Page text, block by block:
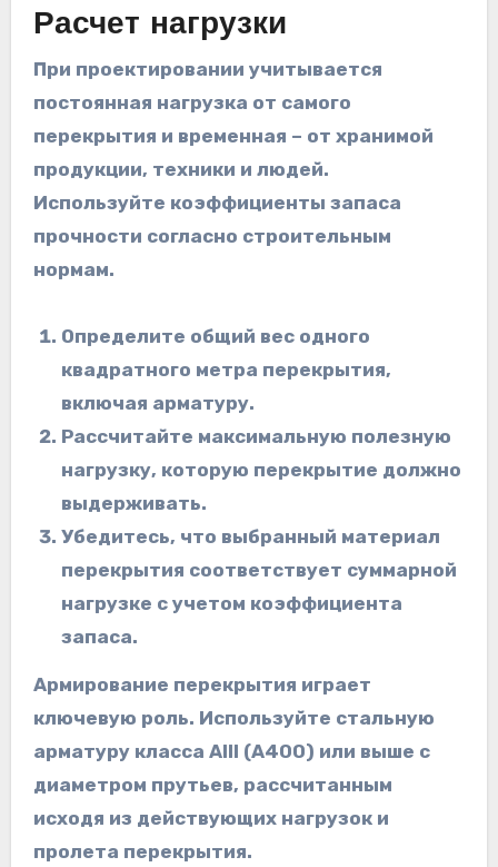
Расчет нагрузки
При проектировании учитывается
постоянная нагрузка от самого
перекрытия и временная – от хранимой
продукции, техники и людей.
Используйте коэффициенты запаса
прочности согласно строительным
нормам.
Определите общий вес одного
квадратного метра перекрытия,
включая арматуру.
Рассчитайте максимальную полезную
нагрузку, которую перекрытие должно
выдерживать.
Убедитесь, что выбранный материал
перекрытия соответствует суммарной
нагрузке с учетом коэффициента
запаса.
Армирование перекрытия играет
ключевую роль. Используйте стальную
арматуру класса AIII (A400) или выше с
диаметром прутьев, рассчитанным
исходя из действующих нагрузок и
пролета перекрытия.